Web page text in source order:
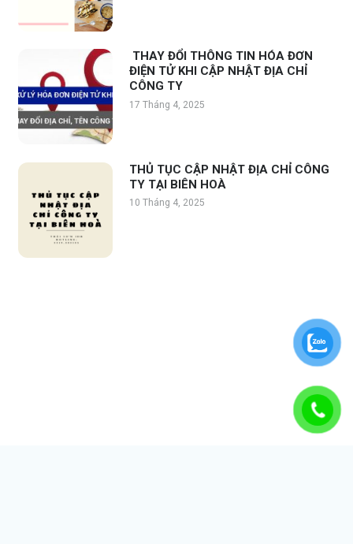
THAY ĐỔI THÔNG TIN HÓA ĐƠN
ĐIỆN TỬ KHI CẬP NHẬT ĐỊA CHỈ
CÔNG TY
17 Tháng 4, 2025
THỦ TỤC CẬP NHẬT ĐỊA CHỈ CÔNG
TY TẠI BIÊN HOÀ
10 Tháng 4, 2025